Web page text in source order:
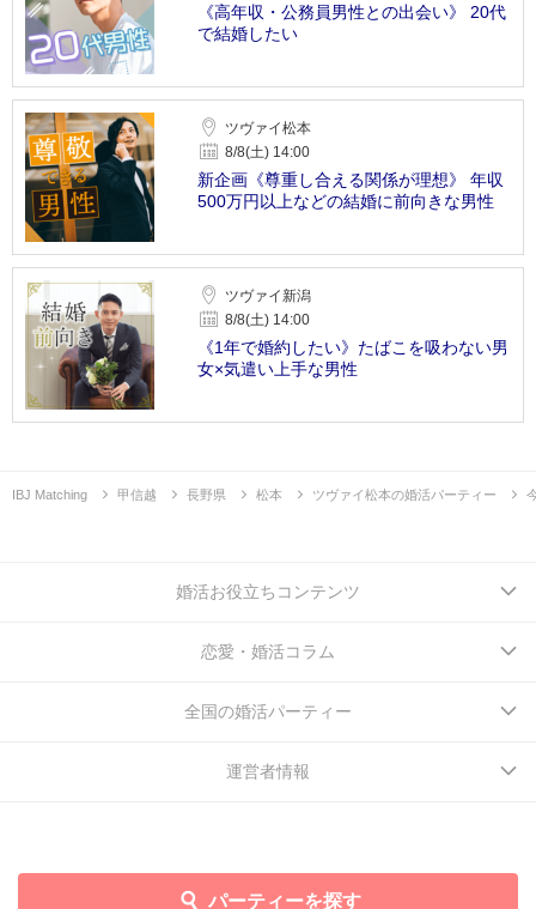
《高年収・公務員男性との出会い》 20代
で結婚したい
ツヴァイ松本
8/8(土) 14:00
新企画《尊重し合える関係が理想》 年収
500万円以上などの結婚に前向きな男性
ツヴァイ新潟
8/8(土) 14:00
《1年で婚約したい》たばこを吸わない男
女×気遣い上手な男性
IBJ Matching 甲信越 長野県 松本 ツヴァイ松本の婚活パーティー
パーティーを探す
婚活お役立ちコンテンツ
恋愛・婚活コラム
全国の婚活パーティー
運営者情報